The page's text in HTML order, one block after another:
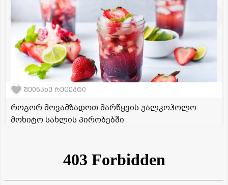
შეინახე რეცეპტი
როგორ მოვამზადოთ მარწყვის უალკოჰოლო
მოხიტო სახლის პირობებში